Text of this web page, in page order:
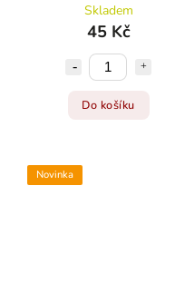
Skladem
45 Kč
Do košíku
Novinka